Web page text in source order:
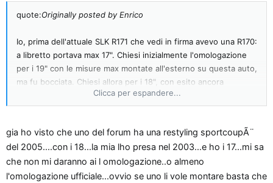
quote:Originally posted by Enrico
Io, prima dell'attuale SLK R171 che vedi in firma avevo una R170:
a libretto portava max 17". Chiesi inizialmente l'omologazione
per i 19" con le misure max montate all'esterno su questa auto,
ma fu bocciata. Chiesi allora per i 18", con esito ancora
provato, sapendo già £ome funziona in MB.
Stessa cosa per la mia Smart. Le ultima hanno omologazione
max di 16" davanti e 17" dietro. La mia max 15" che nervoso.
Clicca per espandere...
gia ho visto che uno del forum ha una restyling sportcoupÃ¨
del 2005....con i 18...la mia lho presa nel 2003...e ho i 17...mi sa
che non mi daranno ai l omologazione..o almeno
l'omologazione ufficiale...ovvio se uno li vole montare basta che